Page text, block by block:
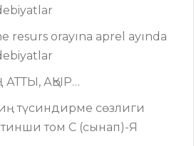
resurs оrayına aprel ayında
АҚЫР…
түсиндирме сөзлиги
том C (сынап)-Я